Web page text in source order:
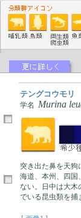
テングコウモリ
学名 Murina
突き出た鼻を天
海道、本州、四国
ない。日中は大木
でいる昆虫類を捕